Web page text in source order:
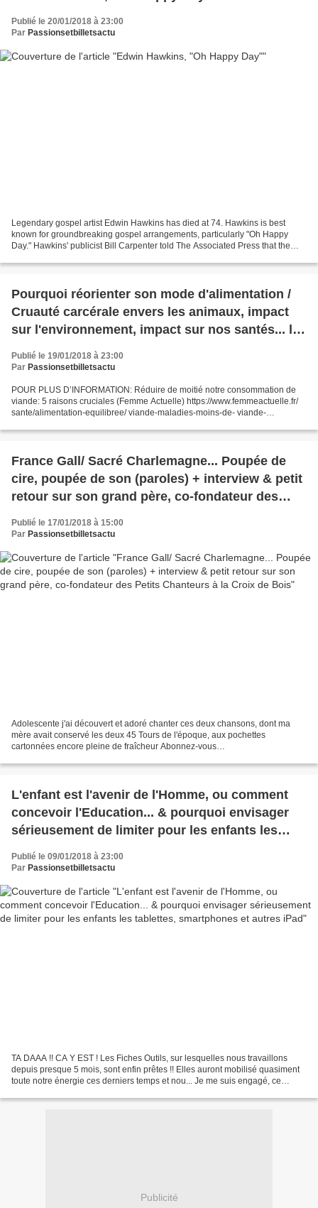
Publié le 20/01/2018 à 23:00
Par Passionsetbilletsactu
Legendary gospel artist Edwin Hawkins has died at 74. Hawkins is best
known for groundbreaking gospel arrangements, particularly "Oh Happy
Day." Hawkins' publicist Bill Carpenter told The Associated Press that the
Pourquoi réorienter son mode d'alimentation /
Cruauté carcérale envers les animaux, impact
sur l'environnement, impact sur nos santés... les
Publié le 19/01/2018 à 23:00
Par Passionsetbilletsactu
POUR PLUS D’INFORMATION: Réduire de moitié notre consommation de
viande: 5 raisons cruciales (Femme Actuelle) https://www.femmeactuelle.fr/
sante/alimentation-equilibree/ viande-maladies-moins-de- viande-
France Gall/ Sacré Charlemagne... Poupée de
cire, poupée de son (paroles) + interview & petit
retour sur son grand père, co-fondateur des
Publié le 17/01/2018 à 15:00
Par Passionsetbilletsactu
Adolescente j'ai découvert et adoré chanter ces deux chansons, dont ma
mère avait conservé les deux 45 Tours de l'époque, aux pochettes
cartonnées encore pleine de fraîcheur Abonnez-vous
L'enfant est l'avenir de l'Homme, ou comment
concevoir l'Education... & pourquoi envisager
sérieusement de limiter pour les enfants les
tablettes, smartphones et autres iPad
Publié le 09/01/2018 à 23:00
Par Passionsetbilletsactu
TA DAAA !! CA Y EST ! Les Fiches Outils, sur lesquelles nous travaillons
depuis presque 5 mois, sont enfin prêtes !! Elles auront mobilisé quasiment
toute notre énergie ces derniers temps et nou... Je me suis engagé, ce
Publicité